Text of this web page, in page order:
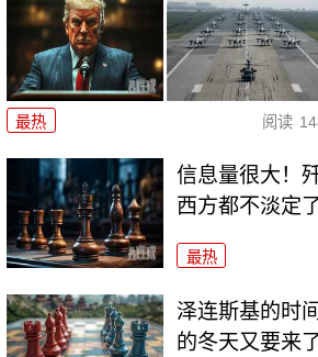
最热 阅读
信息量很大！
西方都不淡定
最热
泽连斯基的时
的冬天又要来